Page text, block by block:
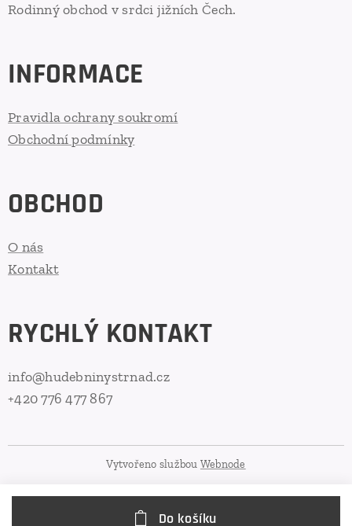
Do košíku
Rodinný obchod v srdci jižních Čech.
INFORMACE
Pravidla ochrany soukromí
Obchodní podmínky
OBCHOD
O nás
Kontakt
RYCHLÝ KONTAKT
info@hudebninystrnad.cz
+420 776 477 867
Vytvořeno službou Webnode